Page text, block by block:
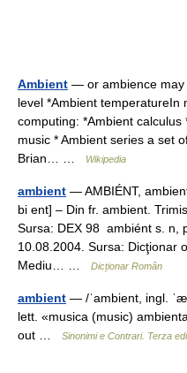
Ambient — or ambience may
level *Ambient temperatureIn
computing: *Ambient
music * Ambient series a set
Brian… …
Wikipedia
ambient — AMBIÉNT,
bi ent] – Din fr. ambient.
Sursa: DEX 98 ambiént s. n,
10.08.2004. Sursa: Dicţionar
Mediu… …
Dicționar Român
ambient — /ˈambient, ingl.
lett. «musica (music)
out …
Sinonimi e Contrari. Terza